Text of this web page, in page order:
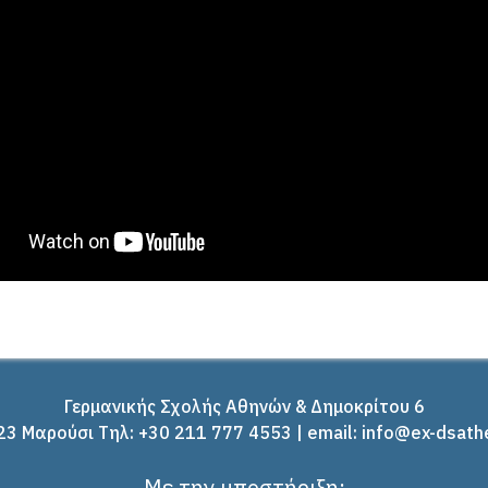
Γερμανικής Σχολής Αθηνών & Δημοκρίτου 6
Μαρούσι Tηλ: +30 211 777 4553 | email: info@ex-